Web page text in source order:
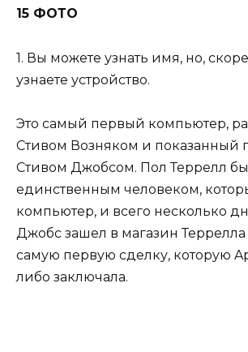
15 ФОТО
1. Вы можете узнать имя, но,
узнаете устройство.
Это самый первый компьютер,
Стивом Возняком и показанный
Стивом Джобсом. Пол Террелл
единственным человеком,
компьютер, и всего несколько
Джобс зашел в магазин
самую первую сделку, которую
либо заключала.